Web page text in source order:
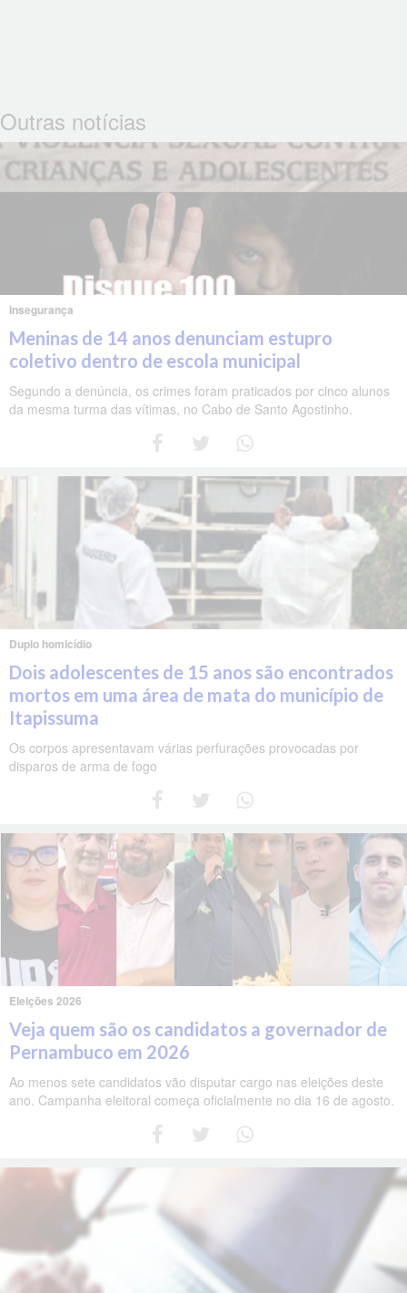
Outras notícias
Insegurança
Meninas de 14 anos denunciam estupro
coletivo dentro de escola municipal
Segundo a denúncia, os crimes foram praticados por cinco alunos
da mesma turma das vítimas, no Cabo de Santo Agostinho.
Duplo homicídio
Dois adolescentes de 15 anos são encontrados
mortos em uma área de mata do município de
Itapissuma
Os corpos apresentavam várias perfurações provocadas por
disparos de arma de fogo
Eleições 2026
Veja quem são os candidatos a governador de
Pernambuco em 2026
Ao menos sete candidatos vão disputar cargo nas eleições deste
ano. Campanha eleitoral começa oficialmente no dia 16 de agosto.